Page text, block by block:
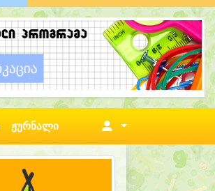
ჟურნალი